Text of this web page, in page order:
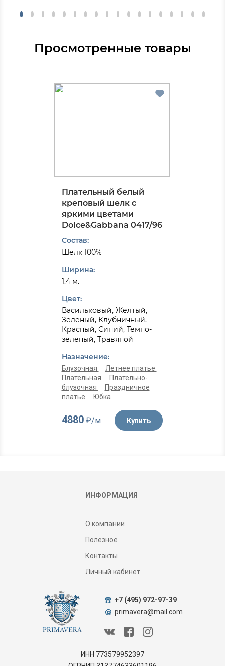
Просмотренные товары
Плательный белый
креповый шелк с
яркими цветами
Dolce&Gabbana 0417/96
Состав:
Шелк 100%
Ширина:
1.4 м.
Цвет:
Васильковый, Желтый,
Зеленый, Клубничный,
Красный, Синий, Темно-
зеленый, Травяной
Назначение:
Блузочная
Летнее платье
Плательная
Плательно-
блузочная
Праздничное
платье
Юбка
4880₽/м Купить
ИНФОРМАЦИЯ
О компании
Полезное
Контакты
Личный кабинет
ИНН 773579952397
+7 (495) 972-97-39
primavera@mail.com